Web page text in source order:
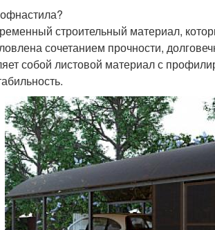
строительный материал,
сочетанием прочности,
собой листовой материал с